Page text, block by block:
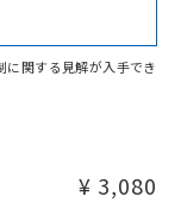
ます。
に関する見解が入手でき
¥ 3,080